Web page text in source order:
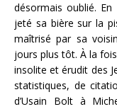
désormais oublié.
jeté sa bière sur la
maîtrisé par sa
jours plus tôt. À la
insolite et érudit des
statistiques, de
d’Usain Bolt à